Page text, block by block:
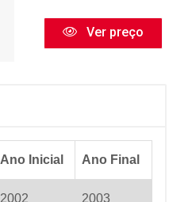
Ver preço
Ano Inicial Ano Final
2002 2003